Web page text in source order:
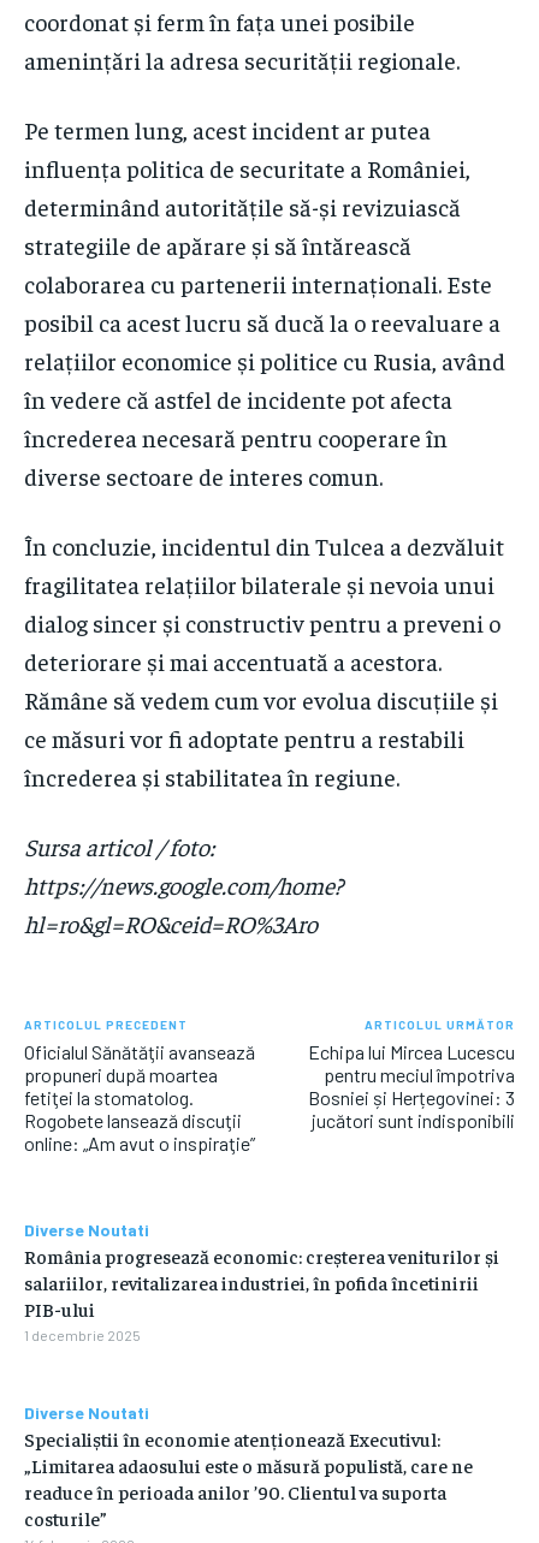
coordonat și ferm în fața unei posibile
amenințări la adresa securității regionale.
Pe termen lung, acest incident ar putea
influența politica de securitate a României,
determinând autoritățile să-și revizuiască
strategiile de apărare și să întărească
colaborarea cu partenerii internaționali. Este
posibil ca acest lucru să ducă la o reevaluare a
relațiilor economice și politice cu Rusia, având
în vedere că astfel de incidente pot afecta
încrederea necesară pentru cooperare în
diverse sectoare de interes comun.
În concluzie, incidentul din Tulcea a dezvăluit
fragilitatea relațiilor bilaterale și nevoia unui
dialog sincer și constructiv pentru a preveni o
deteriorare și mai accentuată a acestora.
Rămâne să vedem cum vor evolua discuțiile și
ce măsuri vor fi adoptate pentru a restabili
încrederea și stabilitatea în regiune.
Sursa articol / foto:
https://news.google.com/home?
hl=ro&gl=RO&ceid=RO%3Aro
ARTICOLUL PRECEDENT
Oficialul Sănătăţii avansează
propuneri după moartea
fetiţei la stomatolog.
Rogobete lansează discuţii
online: „Am avut o inspiraţie”
ARTICOLUL URMĂTOR
Echipa lui Mircea Lucescu
pentru meciul împotriva
Bosniei și Herțegovinei: 3
jucători sunt indisponibili
Diverse Noutati
România progresează economic: creșterea veniturilor și
salariilor, revitalizarea industriei, în pofida încetinirii
PIB-ului
1 decembrie 2025
Diverse Noutati
Specialiștii în economie atenționează Executivul:
„Limitarea adaosului este o măsură populistă, care ne
readuce în perioada anilor ’90. Clientul va suporta
costurile”